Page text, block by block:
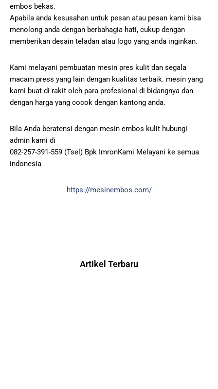
embos bekas.
Apabila anda kesusahan untuk pesan atau pesan kami bisa
menolong anda dengan berbahagia hati, cukup dengan
memberikan desain teladan atau logo yang anda inginkan.
Kami melayani pembuatan mesin pres kulit dan segala
macam press yang lain dengan kualitas terbaik. mesin yang
kami buat di rakit oleh para profesional di bidangnya dan
dengan harga yang cocok dengan kantong anda.
Bila Anda beratensi dengan mesin embos kulit hubungi
admin kami di
082-257-391-559 (Tsel) Bpk ImronKami Melayani ke semua
indonesia
https://mesinembos.com/
Artikel Terbaru